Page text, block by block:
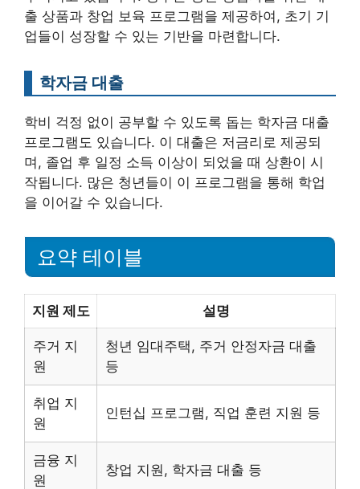
출 상품과 창업 보육 프로그램을 제공하여, 초기 기
업들이 성장할 수 있는 기반을 마련합니다.
학자금 대출
학비 걱정 없이 공부할 수 있도록 돕는 학자금 대출
프로그램도 있습니다. 이 대출은 저금리로 제공되
며, 졸업 후 일정 소득 이상이 되었을 때 상환이 시
작됩니다. 많은 청년들이 이 프로그램을 통해 학업
을 이어갈 수 있습니다.
요약 테이블
지원 제도 설명
주거 지
원
청년 임대주택, 주거 안정자금 대출
등
취업 지
원
인턴십 프로그램, 직업 훈련 지원 등
금융 지
원
창업 지원, 학자금 대출 등